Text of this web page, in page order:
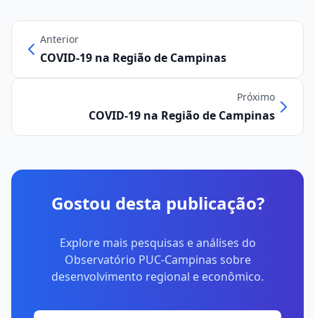
Anterior
COVID-19 na Região de Campinas
Próximo
COVID-19 na Região de Campinas
Gostou desta publicação?
Explore mais pesquisas e análises do
Observatório PUC-Campinas sobre
desenvolvimento regional e econômico.